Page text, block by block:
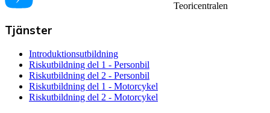
Teoricentralen
Tjänster
Introduktionsutbildning
Riskutbildning del 1 - Personbil
Riskutbildning del 2 - Personbil
Riskutbildning del 1 - Motorcykel
Riskutbildning del 2 - Motorcykel